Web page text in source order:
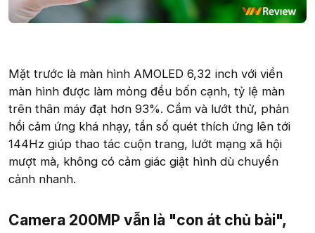
Mặt trước là màn hình AMOLED 6,32 inch với viền
màn hình được làm mỏng đều bốn cạnh, tỷ lệ màn
trên thân máy đạt hơn 93%. Cầm và lướt thử, phản
hồi cảm ứng khá nhạy, tần số quét thích ứng lên tới
144Hz giúp thao tác cuộn trang, lướt mạng xã hội
mượt mà, không có cảm giác giật hình dù chuyển
cảnh nhanh.
Camera 200MP vẫn là "con át chủ bài",